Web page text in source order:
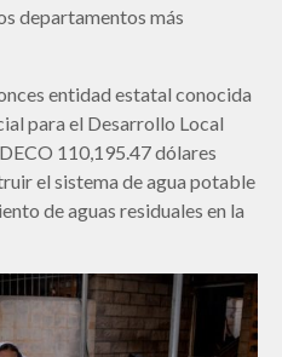
departamentos más
entidad estatal conocida
para el Desarrollo Local
110,195.47 dólares
el sistema de agua potable
de aguas residuales en la